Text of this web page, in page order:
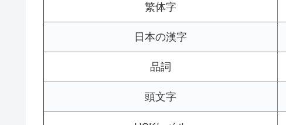
繁体字
日本の漢字
品詞
頭文字